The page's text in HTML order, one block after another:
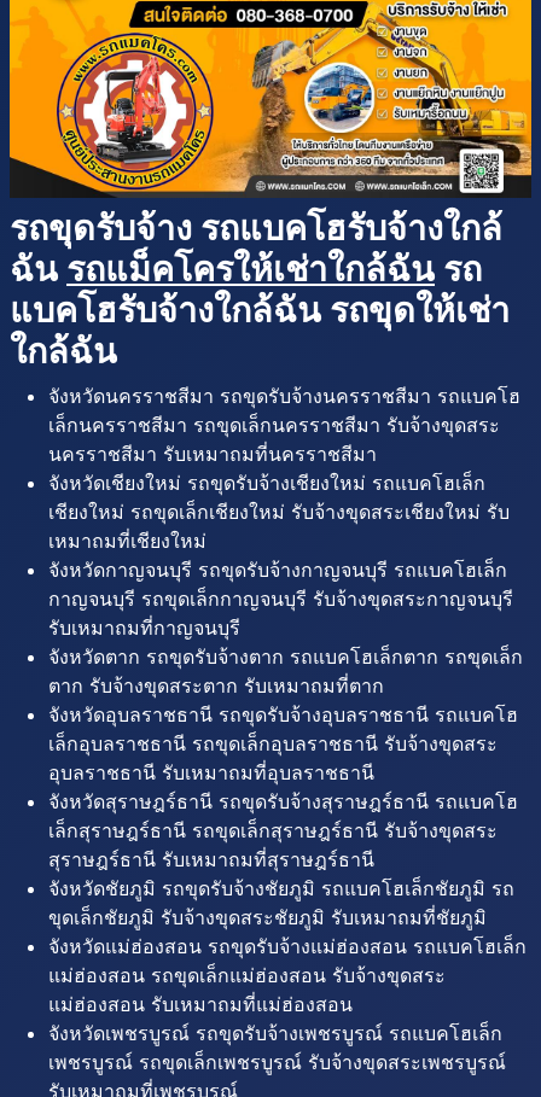
รถขุดรับจ้าง รถแบคโฮรับจ้างใกล้
ฉัน รถแม็คโครให้เช่าใกล้ฉัน รถ
แบคโฮรับจ้างใกล้ฉัน รถขุดให้เช่า
ใกล้ฉัน
จังหวัดนครราชสีมา รถขุดรับจ้างนครราชสีมา รถแบคโฮ
เล็กนครราชสีมา รถขุดเล็กนครราชสีมา รับจ้างขุดสระ
นครราชสีมา รับเหมาถมที่นครราชสีมา
จังหวัดเชียงใหม่ รถขุดรับจ้างเชียงใหม่ รถแบคโฮเล็ก
เชียงใหม่ รถขุดเล็กเชียงใหม่ รับจ้างขุดสระเชียงใหม่ รับ
เหมาถมที่เชียงใหม่
จังหวัดกาญจนบุรี รถขุดรับจ้างกาญจนบุรี รถแบคโฮเล็ก
กาญจนบุรี รถขุดเล็กกาญจนบุรี รับจ้างขุดสระกาญจนบุรี
รับเหมาถมที่กาญจนบุรี
จังหวัดตาก รถขุดรับจ้างตาก รถแบคโฮเล็กตาก รถขุดเล็ก
ตาก รับจ้างขุดสระตาก รับเหมาถมที่ตาก
จังหวัดอุบลราชธานี รถขุดรับจ้างอุบลราชธานี รถแบคโฮ
เล็กอุบลราชธานี รถขุดเล็กอุบลราชธานี รับจ้างขุดสระ
อุบลราชธานี รับเหมาถมที่อุบลราชธานี
จังหวัดสุราษฎร์ธานี รถขุดรับจ้างสุราษฎร์ธานี รถแบคโฮ
เล็กสุราษฎร์ธานี รถขุดเล็กสุราษฎร์ธานี รับจ้างขุดสระ
สุราษฎร์ธานี รับเหมาถมที่สุราษฎร์ธานี
จังหวัดชัยภูมิ รถขุดรับจ้างชัยภูมิ รถแบคโฮเล็กชัยภูมิ รถ
ขุดเล็กชัยภูมิ รับจ้างขุดสระชัยภูมิ รับเหมาถมที่ชัยภูมิ
จังหวัดแม่ฮ่องสอน รถขุดรับจ้างแม่ฮ่องสอน รถแบคโฮเล็ก
แม่ฮ่องสอน รถขุดเล็กแม่ฮ่องสอน รับจ้างขุดสระ
แม่ฮ่องสอน รับเหมาถมที่แม่ฮ่องสอน
จังหวัดเพชรบูรณ์ รถขุดรับจ้างเพชรบูรณ์ รถแบคโฮเล็ก
เพชรบูรณ์ รถขุดเล็กเพชรบูรณ์ รับจ้างขุดสระเพชรบูรณ์
รับเหมาถมที่เพชรบูรณ์